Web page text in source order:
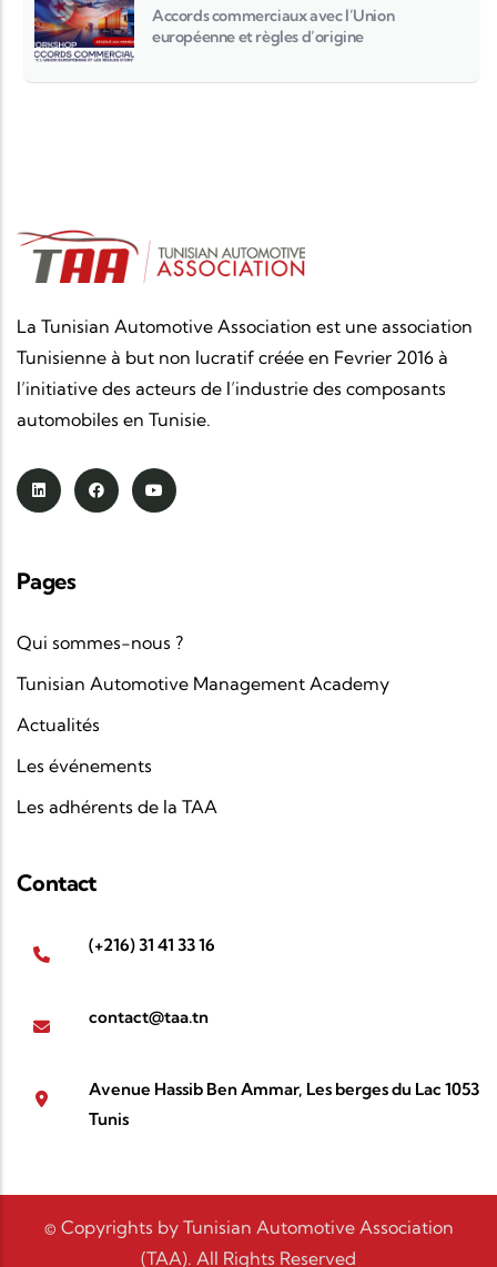
Accords commerciaux avec l’Union
européenne et règles d’origine
La Tunisian Automotive Association est une association
Tunisienne à but non lucratif créée en Fevrier 2016 à
l’initiative des acteurs de l’industrie des composants
automobiles en Tunisie.
Pages
Qui sommes-nous ?
Tunisian Automotive Management Academy
Actualités
Les événements
Les adhérents de la TAA
Contact
(+216) 31 41 33 16
contact@taa.tn
Avenue Hassib Ben Ammar, Les berges du Lac 1053
Tunis
© Copyrights by Tunisian Automotive Association
(TAA). All Rights Reserved